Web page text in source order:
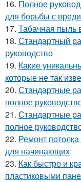
16. Полное
для борьбы с
17. Табачная пыль
18. Стандартный
руководство
19. Какие
которые не так
20. Стандартные
полное
21. Стандартные
полное
22. Ремонт
для начинающих
23. Как быстро и
пластиковыми